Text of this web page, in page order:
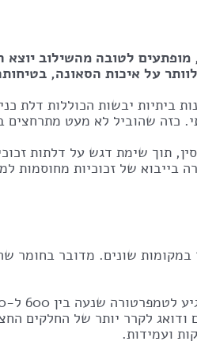
לטובה מהשילוב
על איכות הסאונה,
ביתיות יבשות הכוללות
כזה שהוביל לא מעט
תוך שימת דגש על דלתות
למפעלינו, כשזכוכית זו עומדת
שונים. מדובר
ודואג לקרר יותר של החלקים
ועמידות.